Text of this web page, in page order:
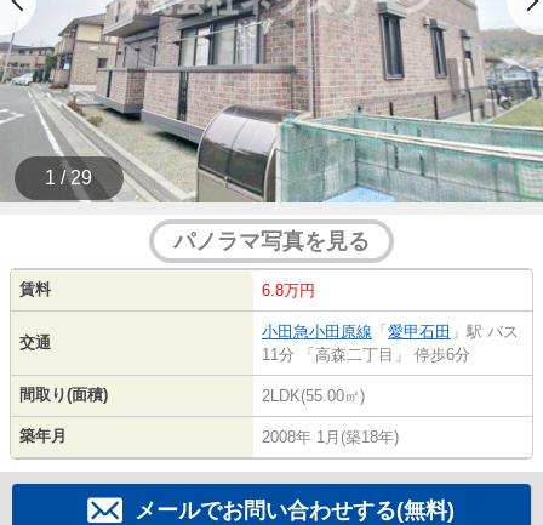
1 / 29
パノラマ写真を見る
賃料 6.8万円
交通
小田急小田原線 「 愛甲石田 」駅 バス
11分 「高森二丁目」 停歩6分
間取り(面積) 2LDK(55.00㎡)
築年月 2008年 1月(築18年)
メールでお問い合わせする(無料)